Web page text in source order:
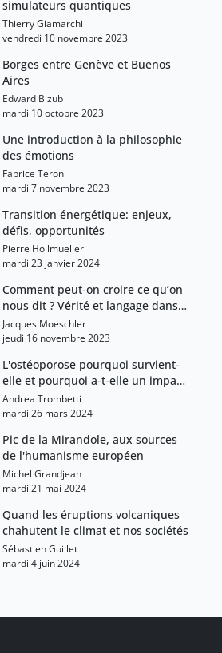
simulateurs quantiques
Thierry Giamarchi
vendredi 10 novembre 2023
Borges entre Genève et Buenos
Aires
Edward Bizub
mardi 10 octobre 2023
Une introduction à la philosophie
des émotions
Fabrice Teroni
mardi 7 novembre 2023
Transition énergétique: enjeux,
défis, opportunités
Pierre Hollmueller
mardi 23 janvier 2024
Comment peut-on croire ce qu’on
nous dit ? Vérité et langage dans
un monde de post-vérité
Jacques Moeschler
jeudi 16 novembre 2023
L'ostéoporose pourquoi survient-
elle et pourquoi a-t-elle un impact
majeur sur la santé
Andrea Trombetti
mardi 26 mars 2024
Pic de la Mirandole, aux sources
de l'humanisme européen
Michel Grandjean
mardi 21 mai 2024
Quand les éruptions volcaniques
chahutent le climat et nos sociétés
Sébastien Guillet
mardi 4 juin 2024